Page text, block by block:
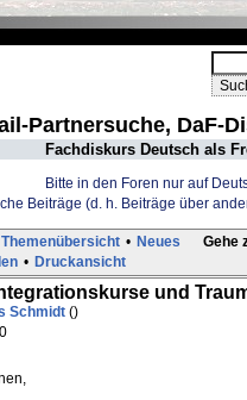
Partnersuche, DaF-
Fachdiskurs Deutsch als
Bitte in den Foren nur auf
Beiträge (d. h. Beiträge über
Gehe
Themenübersicht • Neues
• Druckansicht
und
Schmidt ()